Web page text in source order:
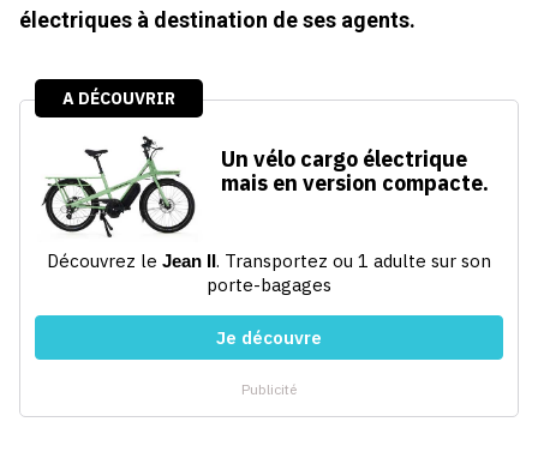
électriques à destination de ses agents.